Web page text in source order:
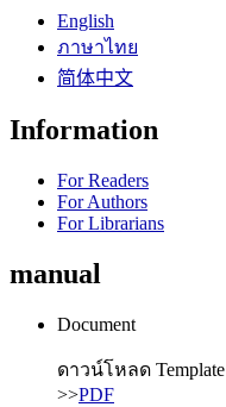
English
ภาษาไทย
简体中文
Information
For Readers
For Authors
For Librarians
manual
Document
ดาวน์โหลด Template
>>PDF